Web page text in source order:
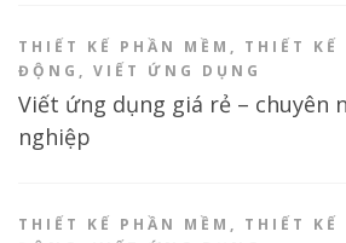
THIẾT KẾ PHẦN MỀM , THIẾT KẾ
ĐỘNG , VIẾT ỨNG DỤNG
Viết ứng dụng giá rẻ – chuyên
nghiệp
THIẾT KẾ PHẦN MỀM , THIẾT KẾ